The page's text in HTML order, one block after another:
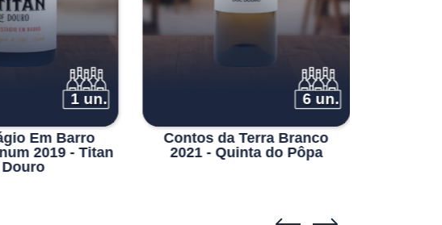
1 un.
Em Barro
2019 - Titan
6 un.
Contos da Terra Branco
2021 - Quinta do Pôpa